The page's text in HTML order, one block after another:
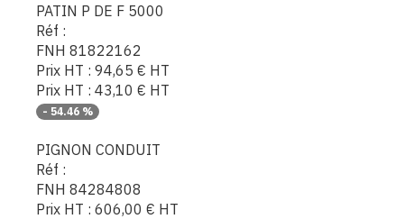
PATIN P DE F 5000
Réf :
FNH 81822162
Prix HT : 94,65 € HT
Prix HT : 43,10 € HT
- 54.46 %
PIGNON CONDUIT
Réf :
FNH 84284808
Prix HT : 606,00 € HT